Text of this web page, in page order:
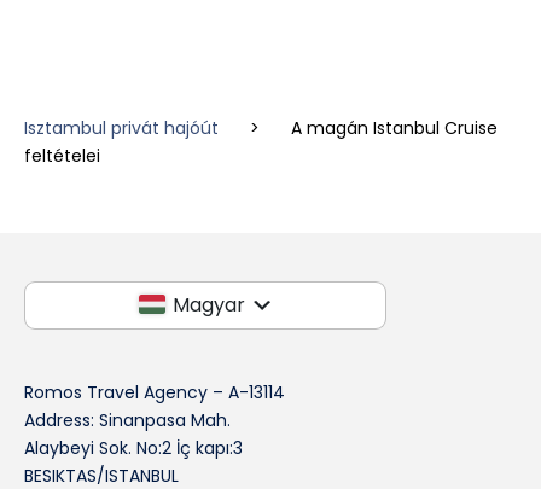
Isztambul privát hajóút >
A magán Istanbul Cruise
feltételei
Magyar
Romos Travel Agency – A-13114
Address: Sinanpasa Mah.
Alaybeyi Sok. No:2 İç kapı:3
BESIKTAS/ISTANBUL